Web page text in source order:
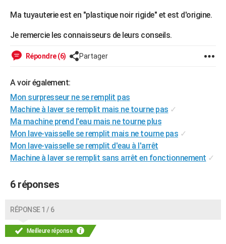
CARTE DE VOEUX
Carte de Noël
Carte Bonne année
Carte Saint-Valentin
Carte Pâques
Carte d'anniversaire
DICTIONNAIRE
Dictionnaire
Biographies
Citations
Expressions
Proverbes
PROGRAMME TV
S'inscrire
Se connecter
Lycées
Collèges
Primaires
Universités
Entreprises
Service militaire
Avis de recherche
AVIS DE DÉCÈS
FORUM
Bricolage
Lifestyle
Culture
Sport
Auto
Television
Voyage
Cinema
Ma tuyauterie est en "plastique noir rigide" et est d'origine.
Je remercie les connaisseurs de leurs conseils.
Répondre (6) Partager
A voir également:
Mon surpresseur ne se remplit pas
Machine à laver se remplit mais ne tourne pas ✓
Ma machine prend l'eau mais ne tourne plus
Mon lave-vaisselle se remplit mais ne tourne pas ✓
Mon lave-vaisselle se remplit d'eau à l'arrêt
Machine à laver se remplit sans arrêt en fonctionnement ✓
6 réponses
RÉPONSE 1 / 6
Meilleure réponse